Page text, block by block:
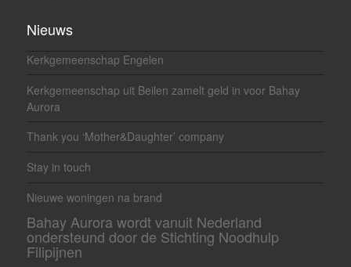
Nieuws
Kerkgemeenschap Engelen
Kerkgemeenschap uit Beilen zamelt geld in voor Bahay
Aurora
Thank you ‘Mother&Daughter’ company
Stay in touch
Nieuwe woningen na brand
Bahay Aurora wordt vanuit Nederland
ondersteund door de Stichting Noodhulp
Filipijnen